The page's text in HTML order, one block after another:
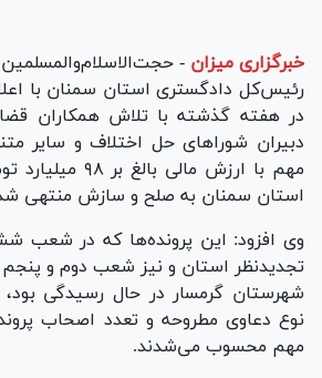
خبرگزاری میزان -
رئیس‌کل دادگستری استان سمنان با
در هفته گذشته با تلاش همکاران
مهم با ارزش مالی
استان سمنان به صلح و سازش منتهی
وی افزود: این پرونده‌ها که در شعب
تجدیدنظر استان و نیز شعب دوم و
شهرستان گرمسار در حال رسیدگی
نوع دعاوی مطروحه و تعدد اصحاب
مهم محسوب می‌شدند.